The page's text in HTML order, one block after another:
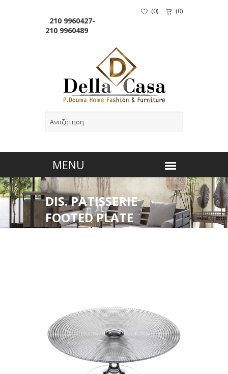
210 9960427-
210 9960489
(0) (0)
DIS. PATISSERIE
FOOTED PLATE
EMPOSSED H: 11,2 D: